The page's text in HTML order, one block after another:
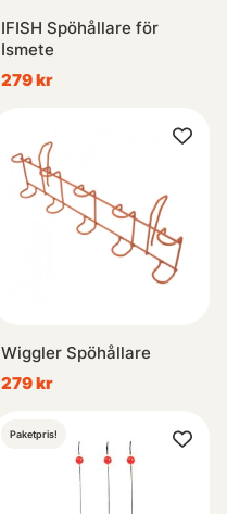
IFISH Spöhållare för
Ismete
279 kr
Wiggler Spöhållare
279 kr
Paketpris!